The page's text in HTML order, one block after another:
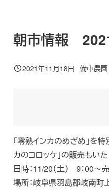
朝市情報
投稿日
2021年11月18日
著
備中農園
「零熟インカのめざめ」を
カのコロッケ」の販売もいた
日時：11/20（土） 9：00～
場所：岐阜県羽島郡岐南町